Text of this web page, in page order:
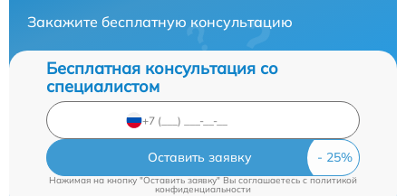
Закажите бесплатную консультацию
Бесплатная консультация со
специалистом
Оставить заявку
Нажимая на кнопку "Оставить заявку" Вы соглашаетесь cполитикой
конфиденциальности